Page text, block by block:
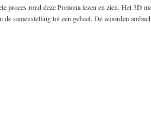
proces rond deze Pomona lezen en zien. Het 3D
samenstelling tot een geheel. De woorden